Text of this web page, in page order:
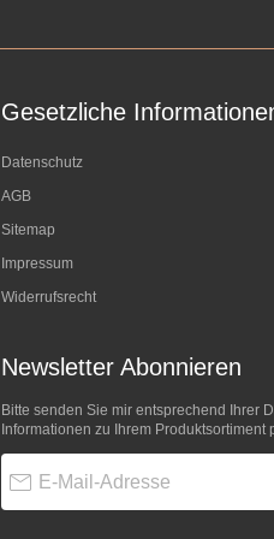
Gesetzliche
Datenschutz
AGB
Sitemap
Impressum
Widerrufsrecht
Newsletter Abonnieren
Bitte senden Sie mir entsprechend Ihrer
Informationen zu Ihrem Produktsortiment